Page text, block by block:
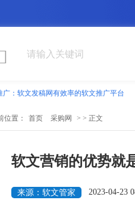
广：软文发稿网有效率的软文推广平台
位置： 首页 采购网 > > 正文
软文营销的优势就
来源：软文管家 2023-04-23